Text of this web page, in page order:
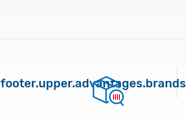
footer.upper.advantages.brands